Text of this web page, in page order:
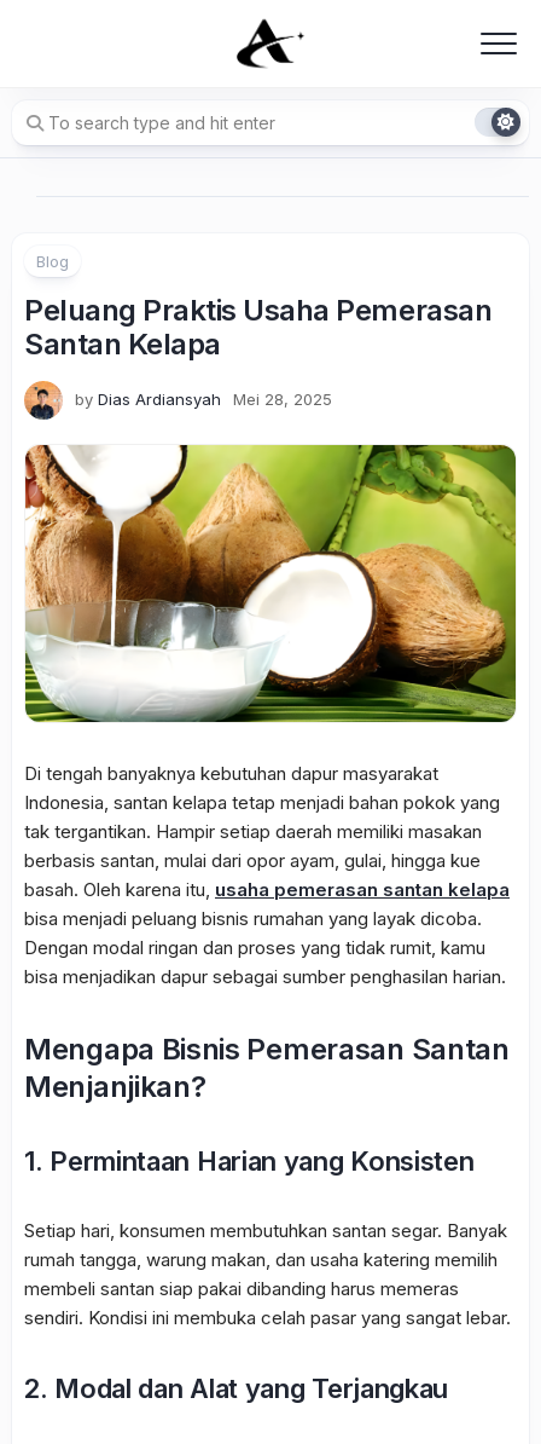
Blog
Peluang Praktis Usaha Pemerasan
Santan Kelapa
by Dias Ardiansyah Mei 28, 2025
Di tengah banyaknya kebutuhan dapur masyarakat
Indonesia, santan kelapa tetap menjadi bahan pokok yang
tak tergantikan. Hampir setiap daerah memiliki masakan
berbasis santan, mulai dari opor ayam, gulai, hingga kue
basah. Oleh karena itu, usaha pemerasan santan kelapa
bisa menjadi peluang bisnis rumahan yang layak dicoba.
Dengan modal ringan dan proses yang tidak rumit, kamu
bisa menjadikan dapur sebagai sumber penghasilan harian.
Mengapa Bisnis Pemerasan Santan
Menjanjikan?
1. Permintaan Harian yang Konsisten
Setiap hari, konsumen membutuhkan santan segar. Banyak
rumah tangga, warung makan, dan usaha katering memilih
membeli santan siap pakai dibanding harus memeras
sendiri. Kondisi ini membuka celah pasar yang sangat lebar.
2. Modal dan Alat yang Terjangkau